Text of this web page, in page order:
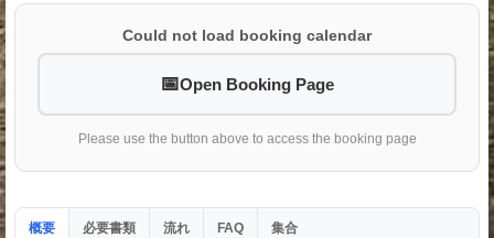
Could not load booking calendar
Open Booking Page
Please use the button above to access the booking page
概要 必要書類 流れ FAQ 集合